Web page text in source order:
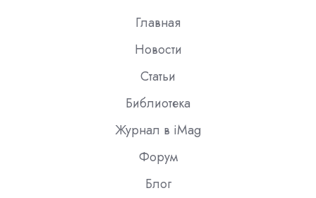
Главная
Новости
Статьи
Библиотека
Журнал в iMag
Форум
Блог